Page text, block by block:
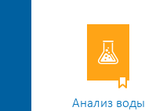
Анализ воды